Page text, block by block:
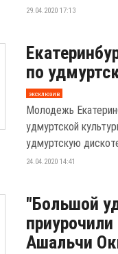
29.04.2020 17:13
по
эксклюзив
Молодежь
удмуртской
удмуртскую
24.04.2020 14:41
"Большой
Ашальчи